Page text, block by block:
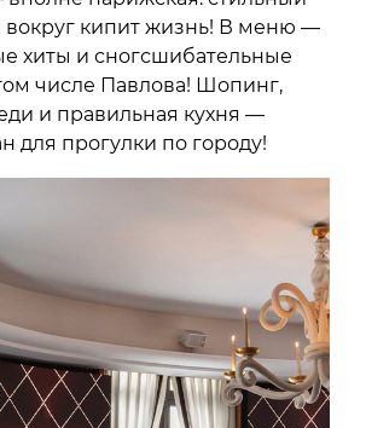
кипит жизнь! В меню —
хиты и сногсшибательные
числе Павлова! Шопинг,
и правильная кухня —
для прогулки по городу!